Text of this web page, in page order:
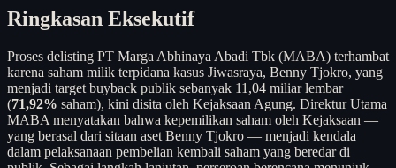
Ringkasan Eksekutif
Proses delisting PT Marga Abhinaya Abadi Tbk (MABA) terhambat
karena saham milik terpidana kasus Jiwasraya, Benny Tjokro, yang
menjadi target buyback publik sebanyak 11,04 miliar lembar
(71,92% saham), kini disita oleh Kejaksaan Agung. Direktur Utama
MABA menyatakan bahwa kepemilikan saham oleh Kejaksaan —
yang berasal dari sitaan aset Benny Tjokro — menjadi kendala
dalam pelaksanaan pembelian kembali saham yang beredar di